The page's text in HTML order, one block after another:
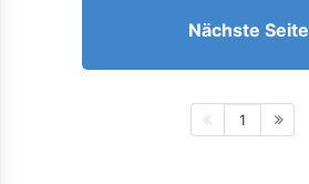
Nächste Seite
1